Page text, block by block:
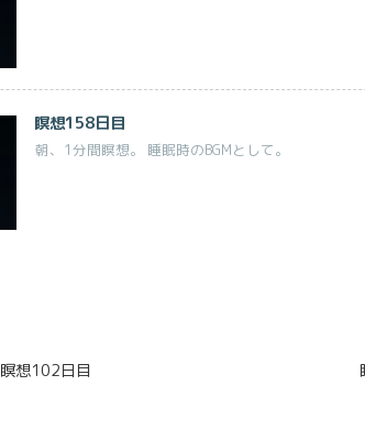
瞑想158日目
朝、1分間瞑想。 睡眠時のBGMとして。
瞑想102日目